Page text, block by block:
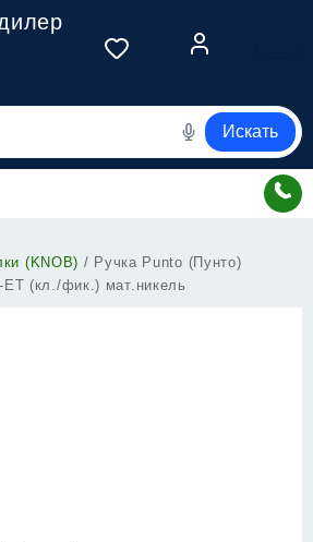
Искать
(KNOB) / Ручка Punto (Пунто)
(кл./фик.) мат.никель